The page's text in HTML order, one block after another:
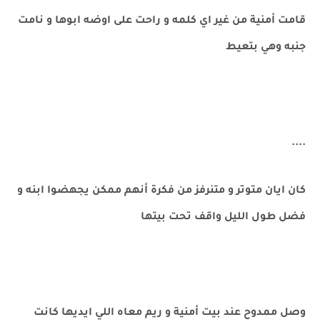
قامت أمنية من غير اي كلمه و راحت على اوضه ابوها و نامت
جنبه وهي بتعيط
....
كان ايان متوتر و متنرفز من فكرة أنهم ممكن يجهضوا ابنه و
فضل طول الليل واقف تحت بيتها
وصل ممدوح عند بيت أمنية و ريم معاه اللي ايديها كانت